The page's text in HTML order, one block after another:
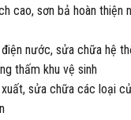
cao, sơn bả hoàn thiện
nước, sửa chữa hệ
thấm khu vệ sinh
sửa chữa các loại